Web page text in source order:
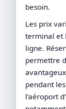
besoin.
Les prix
terminal et
ligne.
permettre
pendant
l’aéroport